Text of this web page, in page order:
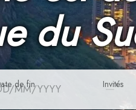
du
de fin Invités